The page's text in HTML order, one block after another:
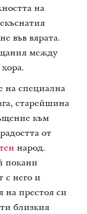
на
във вярата.
между
на специална
старейшина
към
от
народ.
покани
с него и
на престоя си
близкия